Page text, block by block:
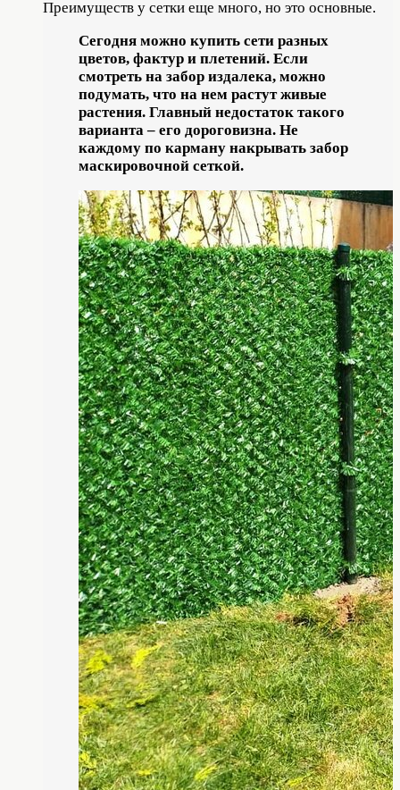
Преимуществ у сетки еще много, но это основные.
Сегодня можно купить сети разных
цветов, фактур и плетений. Если
смотреть на забор издалека, можно
подумать, что на нем растут живые
растения. Главный недостаток такого
варианта – его дороговизна. Не
каждому по карману накрывать забор
маскировочной сеткой.